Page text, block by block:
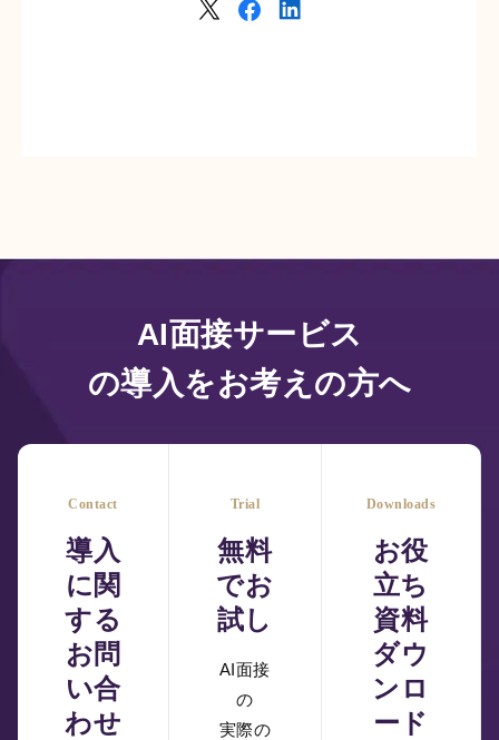
AI面接サービス
の導入をお考えの方へ
Contact
導入
に関
する
お問
い合
わせ
Trial
無料
でお
試し
AI面接
の
実際の
Downloads
お役
立ち
資料
ダウ
ンロ
ード